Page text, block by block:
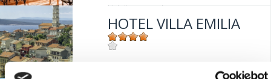
Udaljenost od mora:
HOTEL VILLA EMILIA